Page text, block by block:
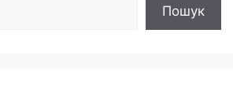
Пошук